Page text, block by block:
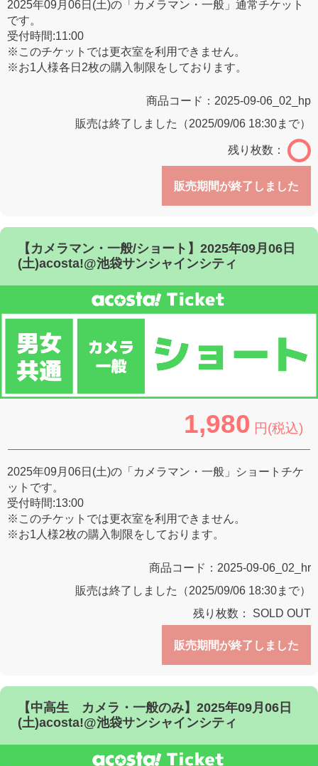
2025年09月06日(土)の「カメラマン・一般」通常チケット
です。
受付時間:11:00
※このチケットでは更衣室を利用できません。
※お1人様各日2枚の購入制限をしております。
商品コード： 2025-09-06_02_hp
販売は終了しました（2025/09/06 18:30まで）
残り枚数：
販売期間が終了しました
【カメラマン・一般/ショート】2025年09月06日
(土)acosta!@池袋サンシャインシティ
1,980 円(税込)
2025年09月06日(土)の「カメラマン・一般」ショートチケ
ットです。
受付時間:13:00
※このチケットでは更衣室を利用できません。
※お1人様2枚の購入制限をしております。
商品コード： 2025-09-06_02_hr
販売は終了しました（2025/09/06 18:30まで）
残り枚数： SOLD OUT
販売期間が終了しました
【中高生 カメラ・一般のみ】2025年09月06日
(土)acosta!@池袋サンシャインシティ